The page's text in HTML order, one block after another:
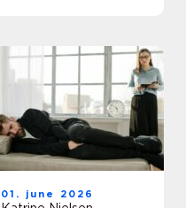
01. june 2026